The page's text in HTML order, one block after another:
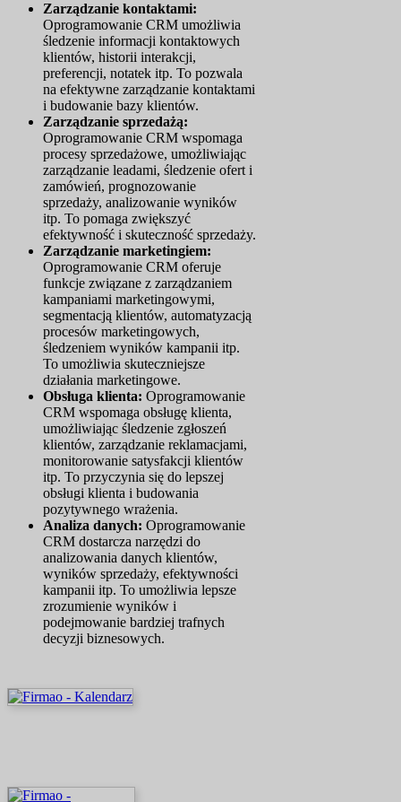
Zarządzanie kontaktami:
Oprogramowanie CRM umożliwia
śledzenie informacji kontaktowych
klientów, historii interakcji,
preferencji, notatek itp. To pozwala
na efektywne zarządzanie kontaktami
i budowanie bazy klientów.
Zarządzanie sprzedażą:
Oprogramowanie CRM wspomaga
procesy sprzedażowe, umożliwiając
zarządzanie leadami, śledzenie ofert i
zamówień, prognozowanie
sprzedaży, analizowanie wyników
itp. To pomaga zwiększyć
efektywność i skuteczność sprzedaży.
Zarządzanie marketingiem:
Oprogramowanie CRM oferuje
funkcje związane z zarządzaniem
kampaniami marketingowymi,
segmentacją klientów, automatyzacją
procesów marketingowych,
śledzeniem wyników kampanii itp.
To umożliwia skuteczniejsze
działania marketingowe.
Obsługa klienta: Oprogramowanie
CRM wspomaga obsługę klienta,
umożliwiając śledzenie zgłoszeń
klientów, zarządzanie reklamacjami,
monitorowanie satysfakcji klientów
itp. To przyczynia się do lepszej
obsługi klienta i budowania
pozytywnego wrażenia.
Analiza danych: Oprogramowanie
CRM dostarcza narzędzi do
analizowania danych klientów,
wyników sprzedaży, efektywności
kampanii itp. To umożliwia lepsze
zrozumienie wyników i
podejmowanie bardziej trafnych
decyzji biznesowych.